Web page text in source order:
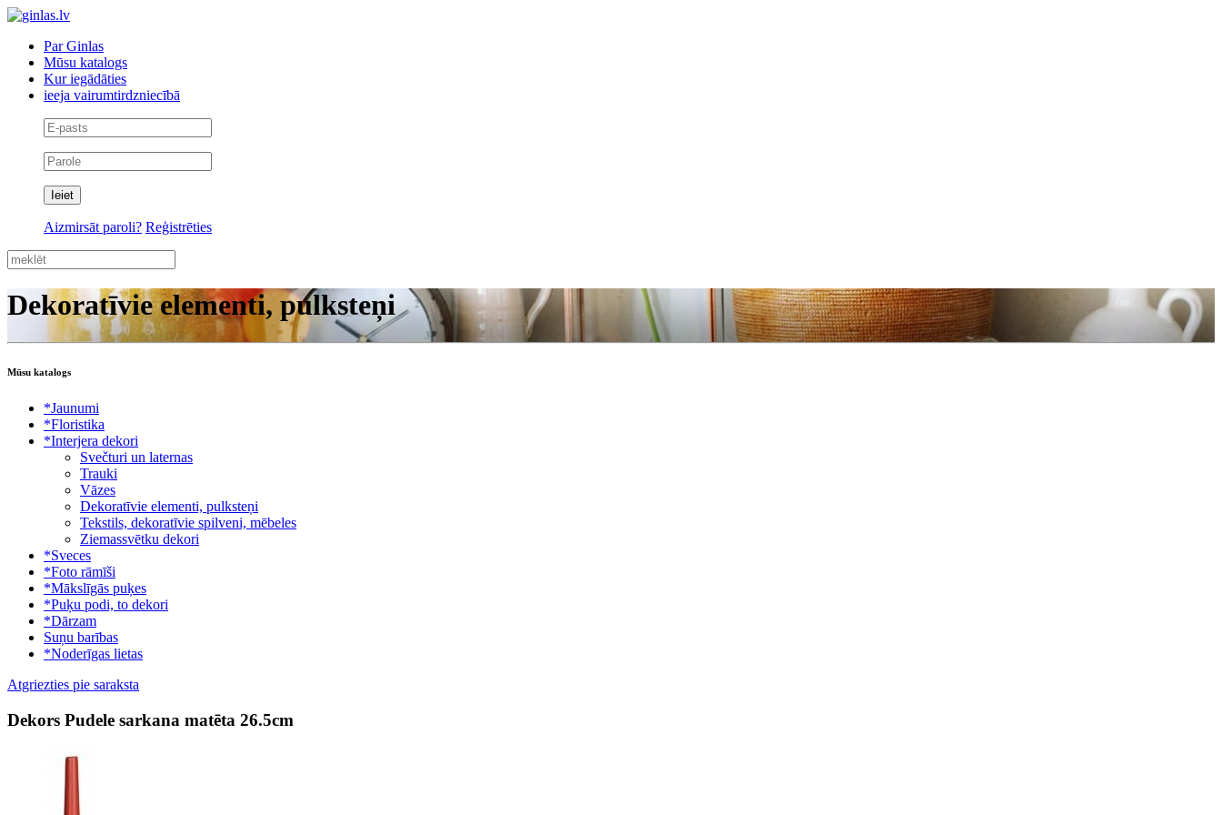
Par Ginlas
Mūsu katalogs
Kur iegādāties
ieeja vairumtirdzniecībā
Aizmirsāt paroli? Reģistrēties
Dekoratīvie elementi, pulksteņi
Mūsu katalogs
*Jaunumi
*Floristika
*Interjera dekori
Svečturi un laternas
Trauki
Vāzes
Dekoratīvie elementi, pulksteņi
Tekstils, dekoratīvie spilveni, mēbeles
Ziemassvētku dekori
*Sveces
*Foto rāmīši
*Mākslīgās puķes
*Puķu podi, to dekori
*Dārzam
Suņu barības
*Noderīgas lietas
Atgriezties pie saraksta
Dekors Pudele sarkana matēta 26.5cm